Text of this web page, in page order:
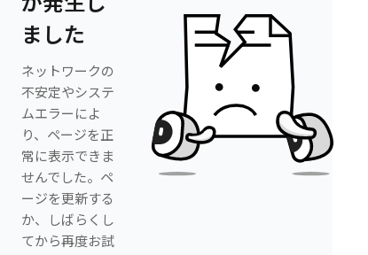
ました
ネットワークの
不安定やシステ
ムエラーによ
り、ページを正
常に表示できま
せんでした。ペ
ージを更新する
か、しばらくし
てから再度お試